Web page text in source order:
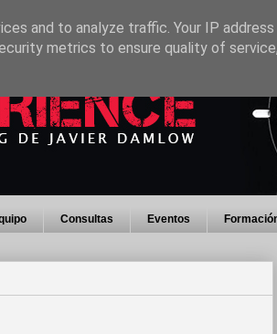
Consultas Eventos
and to analyze traffic. Your IP
metrics to ensure quality of